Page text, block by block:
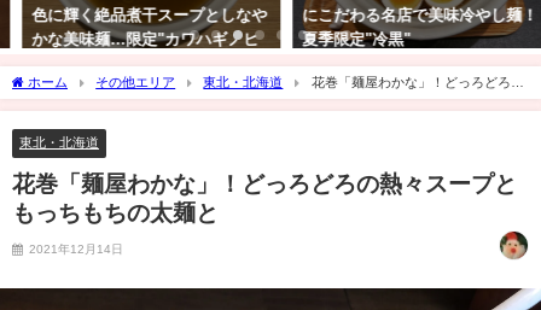
色に輝く絶品煮干スープとしなや
かな美味麺…限定"カワハギノヒ
にこだわる名店で美味冷やし麺！
夏季限定"冷黒"
ホーム その他エリア 東北・北海道
花巻「麺屋わかな」！どっろどろの
熱々スープともっちもちの太麺と
東北・北海道
花巻「麺屋わかな」！どっろどろの熱々スープと
もっちもちの太麺と
2021年12月14日